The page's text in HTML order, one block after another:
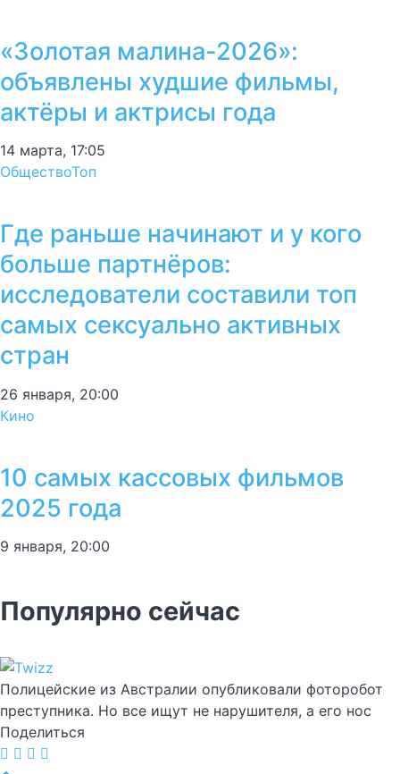
«Золотая малина-2026»:
объявлены худшие фильмы,
актёры и актрисы года
14 марта, 17:05
ОбществоТоп
Где раньше начинают и у кого
больше партнёров:
исследователи составили топ
самых сексуально активных
стран
26 января, 20:00
Кино
10 самых кассовых фильмов
2025 года
9 января, 20:00
Популярно сейчас
Полицейские из Австралии опубликовали фоторобот
преступника. Но все ищут не нарушителя, а его нос
Поделиться